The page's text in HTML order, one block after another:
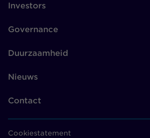
Investors
Governance
Duurzaamheid
Nieuws
Contact
Cookiestatement